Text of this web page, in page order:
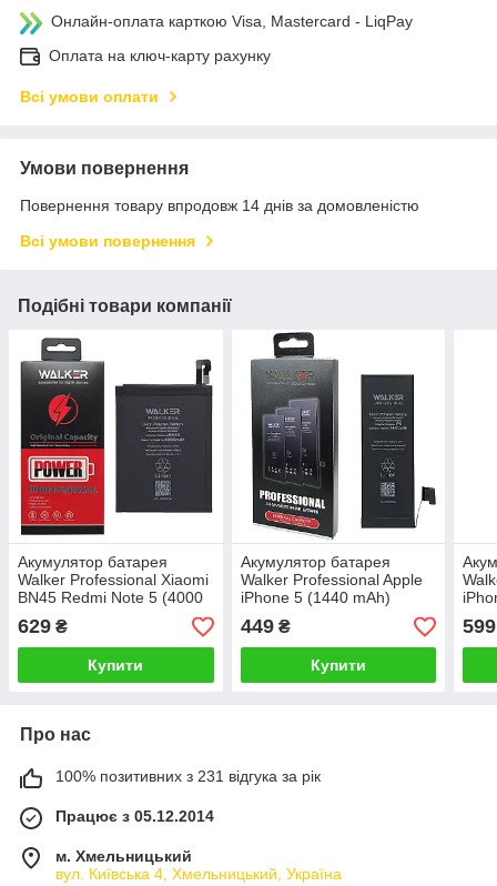
Онлайн-оплата карткою Visa, Mastercard - LiqPay
Оплата на ключ-карту рахунку
Всі умови оплати
Умови повернення
Повернення товару впродовж 14 днів за домовленістю
Всі умови повернення
Подібні товари компанії
Акумулятор батарея
Walker Professional Xiaomi
BN45 Redmi Note 5 (4000
mAh)
629 ₴
Купити
Акумулятор батарея
Walker Professional Apple
iPhone 5 (1440 mAh)
449₴
Купити
599
Про нас
100% позитивних з 231 відгука за рік
Працює з 05.12.2014
м. Хмельницький
вул. Київська 4, Хмельницький, Україна